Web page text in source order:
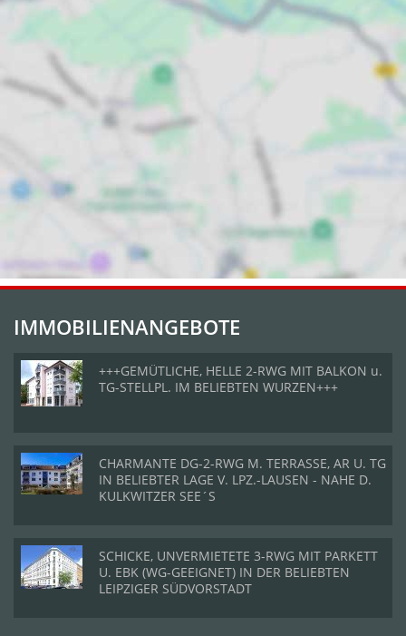
IMMOBILIENANGEBOTE
+++GEMÜTLICHE, HELLE 2-RWG MIT BALKON u.
TG-STELLPL. IM BELIEBTEN WURZEN+++
CHARMANTE DG-2-RWG M. TERRASSE, AR U. TG
IN BELIEBTER LAGE V. LPZ.-LAUSEN - NAHE D.
KULKWITZER SEE´S
SCHICKE, UNVERMIETETE 3-RWG MIT PARKETT
U. EBK (WG-GEEIGNET) IN DER BELIEBTEN
LEIPZIGER SÜDVORSTADT